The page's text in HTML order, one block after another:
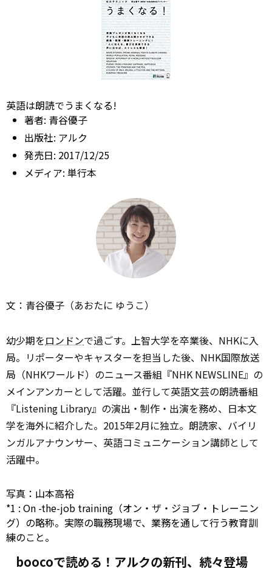
英語は朗読でうまくなる!
著者: 青谷優子
出版社: アルク
発売日: 2017/12/25
メディア: 単行本
文：青谷優子（あおたに ゆうこ）
幼少期をロンドンで過ごす。上智大学を卒業後、NHKに入
局。リポーターやキャスターを担当した後、NHK国際放送
局（NHKワールド）のニュース番組『NHK NEWSLINE』の
メインアンカーとして活躍。並行して英語文芸の朗読番組
『Listening Library』の演出・制作・出演を務め、日本文
学を海外に紹介した。2015年2月に独立。朗読家、バイリ
ンガルアナウンサー、英語コミュニケーション講師として
活躍中。
写真：山本高裕
*1 : On -the-job training（オン・ザ・ジョブ・トレーニン
グ）の略称。実際の職務現場で、業務を通して行う教育訓
練のこと。
boocoで読める！アルクの新刊、続々登場